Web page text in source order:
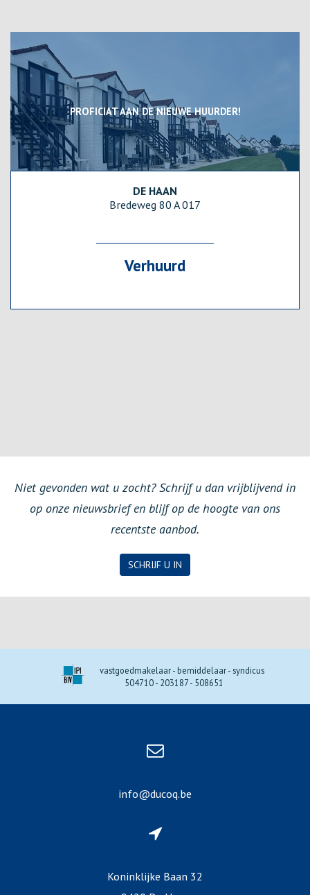
PROFICIAT AAN DE NIEUWE HUURDER!
1
DE HAAN
Bredeweg 80 A 017
Verhuurd
Niet gevonden wat u zocht? Schrijf u dan vrijblijvend in
op onze nieuwsbrief en blijf op de hoogte van ons
recentste aanbod.
SCHRIJF U IN
vastgoedmakelaar - bemiddelaar - syndicus
504710 - 203187 - 508651
info@ducoq.be
Koninklijke Baan 32